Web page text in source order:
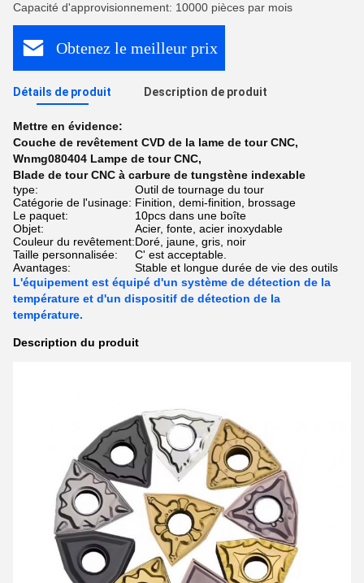
Capacité d'approvisionnement: 10000 pièces par mois
Obtenez le meilleur prix
Détails de produit Description de produit
Mettre en évidence:
Couche de revêtement CVD de la lame de tour CNC,
Wnmg080404 Lampe de tour CNC,
Blade de tour CNC à carbure de tungstène indexable
type:
Outil de tournage du tour
Catégorie de l'usinage: Finition, demi-finition, brossage
Le paquet:
10pcs dans une boîte
Objet:
Acier, fonte, acier inoxydable
Couleur du revêtement:Doré, jaune, gris, noir
Taille personnalisée:
C' est acceptable.
Avantages:
Stable et longue durée de vie des outils
L'équipement est équipé d'un système de détection de la
température et d'un dispositif de détection de la
température.
Description du produit